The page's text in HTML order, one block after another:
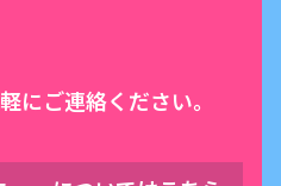
にご連絡ください。